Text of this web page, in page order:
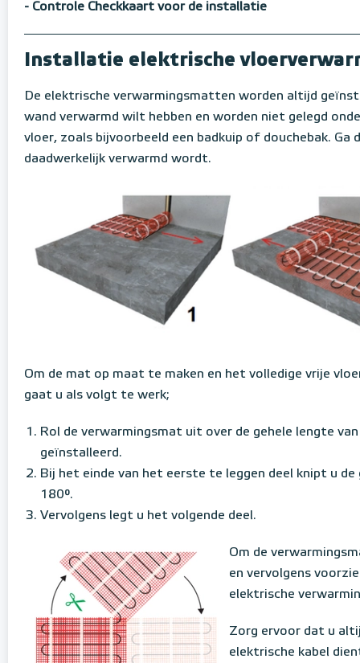
- Controle Checkkaart voor de installatie
Installatie elektrische
De elektrische verwarmingsmatten worden altijd
wand verwarmd wilt hebben en worden niet gelegd
vloer, zoals bijvoorbeeld een badkuip of douchebak.
daadwerkelijk verwarmd wordt.
Om de mat op maat te maken en het volledige vrije
gaat u als volgt te werk;
Rol de verwarmingsmat uit over de gehele lengte
geïnstalleerd.
Bij het einde van het eerste te leggen deel knipt u
180°.
Vervolgens legt u het volgende deel.
Om de
en vervolgens
elektrische
Zorg ervoor dat u
elektrische kabel